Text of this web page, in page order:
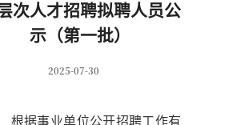
次人才招聘拟聘人员公
示（第一批）
2025-07-30
根据事业单位公开招聘工作有